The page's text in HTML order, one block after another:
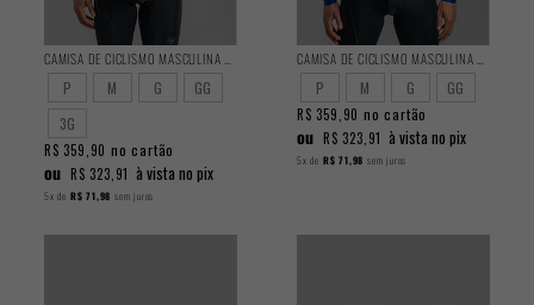
CAMISA DE CICLISMO MASCULINA TRAINING MANGA LONGA FERRUGEM
P M G
GG
3G
R$ 359,90 no cartão
ou R$ 323,91 à vista no pix
5x de R$ 71,98 sem juros
CAMISA DE CICLISMO MASCULINA TRAINING MANGA LONGA OCEAN
P M G GG
R$ 359,90 no cartão
ou R$ 323,91 à vista no pix
5x de R$ 71,98 sem juros